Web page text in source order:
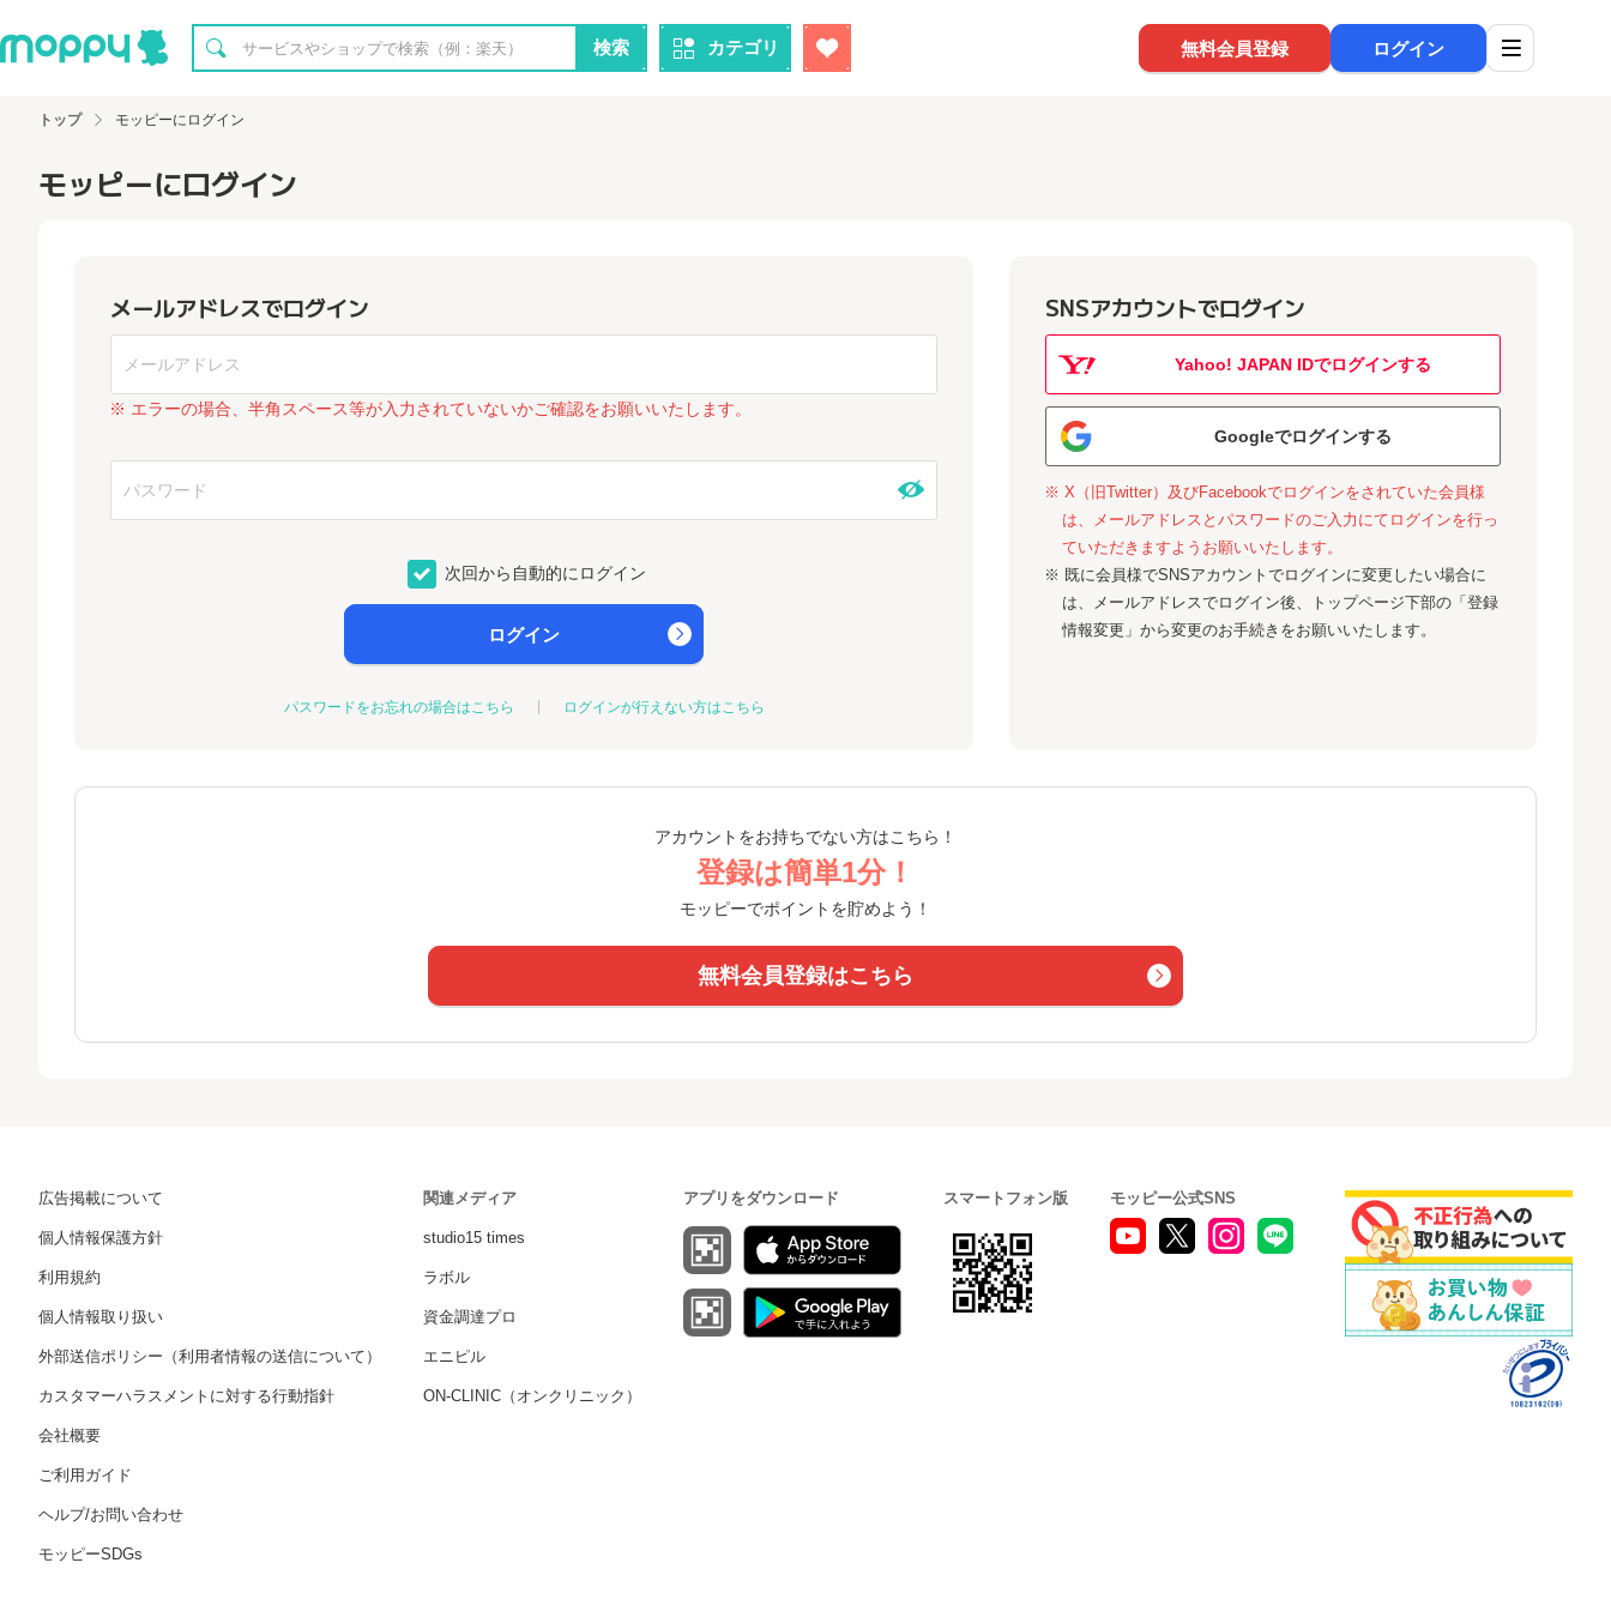
検索 カテゴリ 無料会員登録 ログイン
トップ モッピーにログイン
モッピーにログイン
メールアドレスでログイン
※ エラーの場合、半角スペース等が入力されていないかご確認をお願いいたします。
次回から自動的にログイン
ログイン
パスワードをお忘れの場合はこちら ログインが行えない方はこちら
SNSアカウントでログイン
Yahoo! JAPAN IDでログインする
Googleでログインする
※ X（旧Twitter）及びFacebookでログインをされていた会員様
は、メールアドレスとパスワードのご入力にてログインを行っ
ていただきますようお願いいたします。
※ 既に会員様でSNSアカウントでログインに変更したい場合に
は、メールアドレスでログイン後、トップページ下部の「登録
情報変更」から変更のお手続きをお願いいたします。
アカウントをお持ちでない方はこちら！
登録は簡単1分！
モッピーでポイントを貯めよう！
無料会員登録はこちら
広告掲載について
個人情報保護方針
利用規約
個人情報取り扱い
外部送信ポリシー（利用者情報の送信について）
カスタマーハラスメントに対する行動指針
会社概要
ご利用ガイド
ヘルプ/お問い合わせ
モッピーSDGs
関連メディア
studio15 times
ラボル
資金調達プロ
エニピル
ON-CLINIC（オンクリニック）
アプリをダウンロード スマートフォン版 モッピー公式SNS